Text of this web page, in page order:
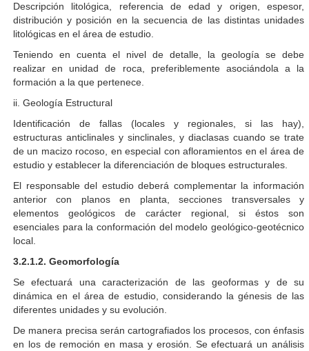
Descripción litológica, referencia de edad y origen, espesor,
distribución y posición en la secuencia de las distintas unidades
litológicas en el área de estudio.
Teniendo en cuenta el nivel de detalle, la geología se debe
realizar en unidad de roca, preferiblemente asociándola a la
formación a la que pertenece.
ii. Geología Estructural
Identificación de fallas (locales y regionales, si las hay),
estructuras anticlinales y sinclinales, y diaclasas cuando se trate
de un macizo rocoso, en especial con afloramientos en el área de
estudio y establecer la diferenciación de bloques estructurales.
El responsable del estudio deberá complementar la información
anterior con planos en planta, secciones transversales y
elementos geológicos de carácter regional, si éstos son
esenciales para la conformación del modelo geológico-geotécnico
local.
3.2.1.2. Geomorfología
Se efectuará una caracterización de las geoformas y de su
dinámica en el área de estudio, considerando la génesis de las
diferentes unidades y su evolución.
De manera precisa serán cartografiados los procesos, con énfasis
en los de remoción en masa y erosión. Se efectuará un análisis